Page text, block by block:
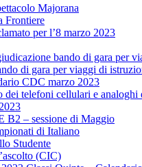
Majorana
Frontiere
per l’8 marzo 2023
bando di gara per
di gara per viaggi di
CDC marzo 2023
telefoni cellulari e analoghi
B2 – sessione di Maggio
di Italiano
Studente
(CIC)